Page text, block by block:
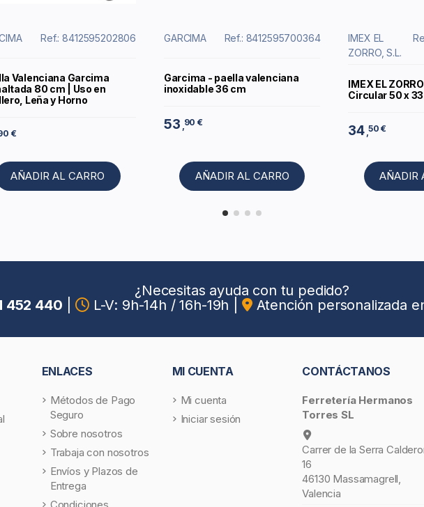
Ref.: 8412595202806
Valenciana Garcima
80 cm | Uso en
Leña y Horno
€
AÑADIR AL CARRO
GARCIMA Ref.: 8412595700364
Garcima - paella valenciana
inoxidable 36 cm
53 90 €
AÑADIR AL CARRO
IMEX EL
ZORRO, S.L.
IMEX EL
Circular 50 x
34 ,50 €
AÑADIR
¿Necesitas ayuda con tu pedido?
452 440
L-V: 9h-14h / 16h-19h Atención personalizada
ENLACES
Métodos de Pago
Seguro
Sobre nosotros
Trabaja con nosotros
Envíos y Plazos de
Entrega
Condiciones
MI CUENTA
Mi cuenta
Iniciar sesión
CONTÁCTANOS
Ferretería Hermanos
Torres SL
Carrer de la Serra
16
46130 Massamagrell,
Valencia